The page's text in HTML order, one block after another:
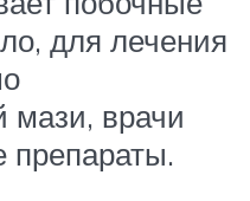
для лечения
мази, врачи
препараты.